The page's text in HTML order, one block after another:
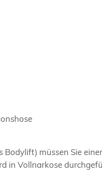
Bodylift) müssen Sie
in Vollnarkose